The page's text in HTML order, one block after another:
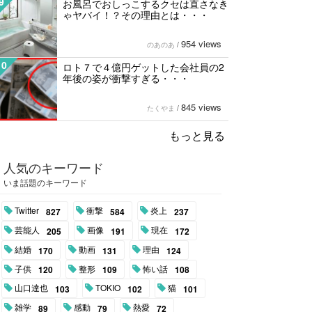
お風呂でおしっこするクセは直さなき
ゃヤバイ！？その理由とは・・・
のあのあ / 954 views
ロト７で４億円ゲットした会社員の2
年後の姿が衝撃すぎる・・・
たくやま / 845 views
もっと見る
人気のキーワード
いま話題のキーワード
Twitter 827 衝撃 584 炎上 237
芸能人 205 画像 191 現在 172
結婚 170 動画 131 理由 124
子供 120 整形 109 怖い話 108
山口達也 103 TOKIO 102 猫 101
雑学 89 感動 79 熱愛 72